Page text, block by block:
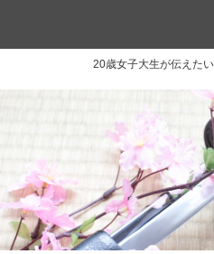
20歳女子大生が伝えた